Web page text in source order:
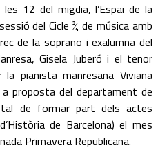
12 del migdia, l’Espai de la
del Cicle ¾ de música amb
de la soprano i exalumna del
Gisela Juberó i el tenor
pianista manresana Viviana
proposta del departament de
tal de formar part dels actes
de Barcelona) el mes
Primavera Republicana.